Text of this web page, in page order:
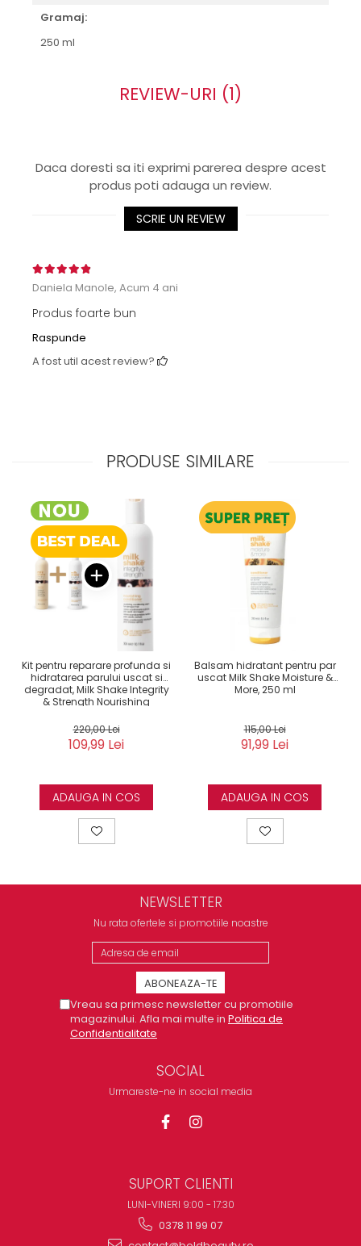
Gramaj:
250 ml
REVIEW-URI (1)
Daca doresti sa iti exprimi parerea despre acest
produs poti adauga un review.
SCRIE UN REVIEW
Daniela Manole, Acum 4 ani
Produs foarte bun
Raspunde
A fost util acest review?
PRODUSE SIMILARE
Kit pentru reparare profunda si
hidratarea parului uscat si
degradat, Milk Shake Integrity
& Strength Nourishing
220,00 Lei
109,99 Lei
ADAUGA IN COS
Balsam hidratant pentru par
uscat Milk Shake Moisture &
More, 250 ml
115,00 Lei
91,99 Lei
ADAUGA IN COS
NEWSLETTER
Nu rata ofertele si promotiile noastre
Vreau sa primesc newsletter cu promotiile
magazinului. Afla mai multe in Politica de
Confidentialitate
SOCIAL
Urmareste-ne in social media
SUPORT CLIENTI
LUNI-VINERI 9:00 - 17:30
0378 11 99 07